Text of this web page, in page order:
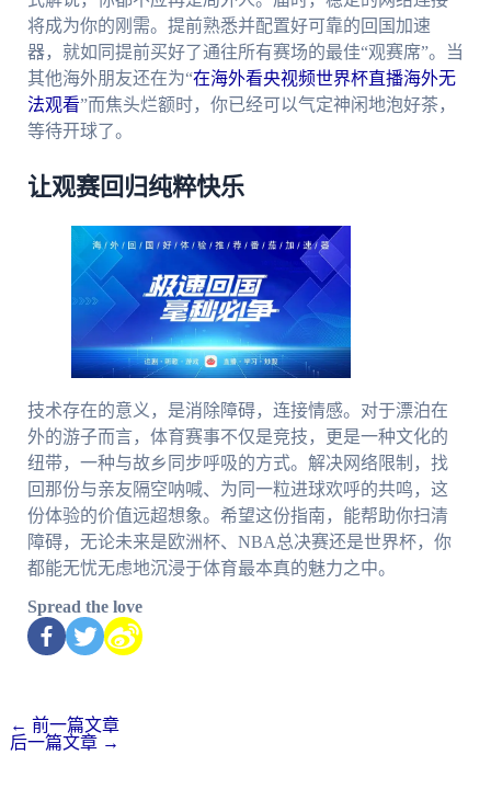
将成为你的刚需。提前熟悉并配置好可靠的回国加速
器，就如同提前买好了通往所有赛场的最佳“观赛席”。当
其他海外朋友还在为“在海外看央视频世界杯直播海外无
法观看”而焦头烂额时，你已经可以气定神闲地泡好茶，
等待开球了。
让观赛回归纯粹快乐
技术存在的意义，是消除障碍，连接情感。对于漂泊在
外的游子而言，体育赛事不仅是竞技，更是一种文化的
纽带，一种与故乡同步呼吸的方式。解决网络限制，找
回那份与亲友隔空呐喊、为同一粒进球欢呼的共鸣，这
份体验的价值远超想象。希望这份指南，能帮助你扫清
障碍，无论未来是欧洲杯、NBA总决赛还是世界杯，你
都能无忧无虑地沉浸于体育最本真的魅力之中。
Spread the love
← 前一篇文章
后一篇文章 →